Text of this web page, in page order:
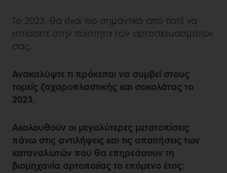
Το 2023, θα είναι πιο σημαντικό από ποτέ να
εστιάσετε στην ποιότητα των αρτοσκευασμάτων
σας.
Ανακαλύψτε τι πρόκειται να συμβεί στους
τομείς ζαχαροπλαστικής και σοκολάτας το
2023.
Ακολουθούν οι μεγαλύτερες μετατοπίσεις
πάνω στις αντιλήψεις και τις απαιτήσεις των
καταναλωτών που θα επηρεάσουν τη
βιομηχανία αρτοποιίας το επόμενο έτος: